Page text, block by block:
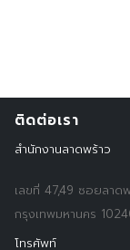
ติดต่อเรา
สำนักงานลาดพร้าว
เลขที่ 47,49 ซอยลาด
กรุงเทพมหานคร
โทรศัพท์